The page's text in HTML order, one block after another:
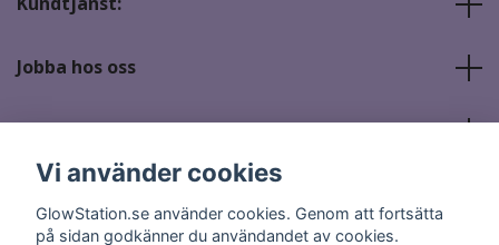
Jobba hos oss
Sociala medier
Vi använder cookies
GlowStation.se använder cookies. Genom att fortsätta
på sidan godkänner du användandet av cookies.